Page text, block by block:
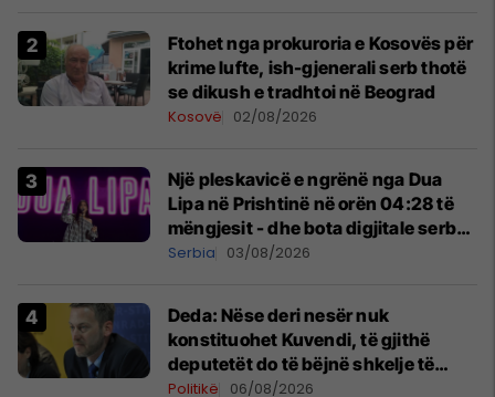
Ftohet nga prokuroria e Kosovës për
krime lufte, ish-gjenerali serb thotë
se dikush e tradhtoi në Beograd
Kosovë 02/08/2026
Një pleskavicë e ngrënë nga Dua
Lipa në Prishtinë në orën 04:28 të
mëngjesit - dhe bota digjitale serbe
shpall gjendjen e luftës
Serbia 03/08/2026
Deda: Nëse deri nesër nuk
konstituohet Kuvendi, të gjithë
deputetët do të bëjnë shkelje të
rëndë kushtetuese
Politikë 06/08/2026